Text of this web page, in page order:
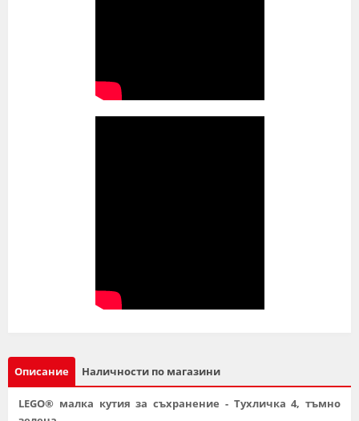
Описание Наличности по магазини
LEGO® малка кутия за съхранение - Тухличка 4, тъмно